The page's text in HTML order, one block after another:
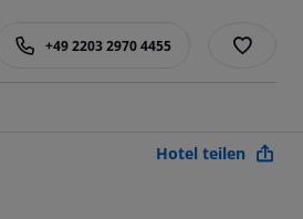
+49 2203 2970 4455
Hotel teilen